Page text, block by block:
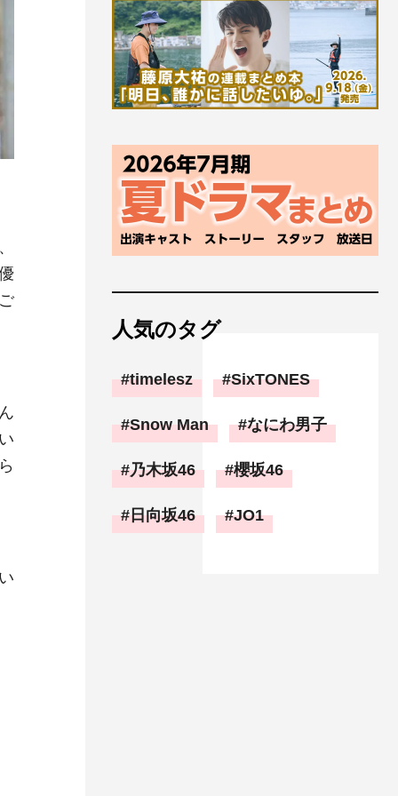
人気のタグ
timelesz SixTONES
Snow Man なにわ男子
乃木坂46 櫻坂46
日向坂46 JO1